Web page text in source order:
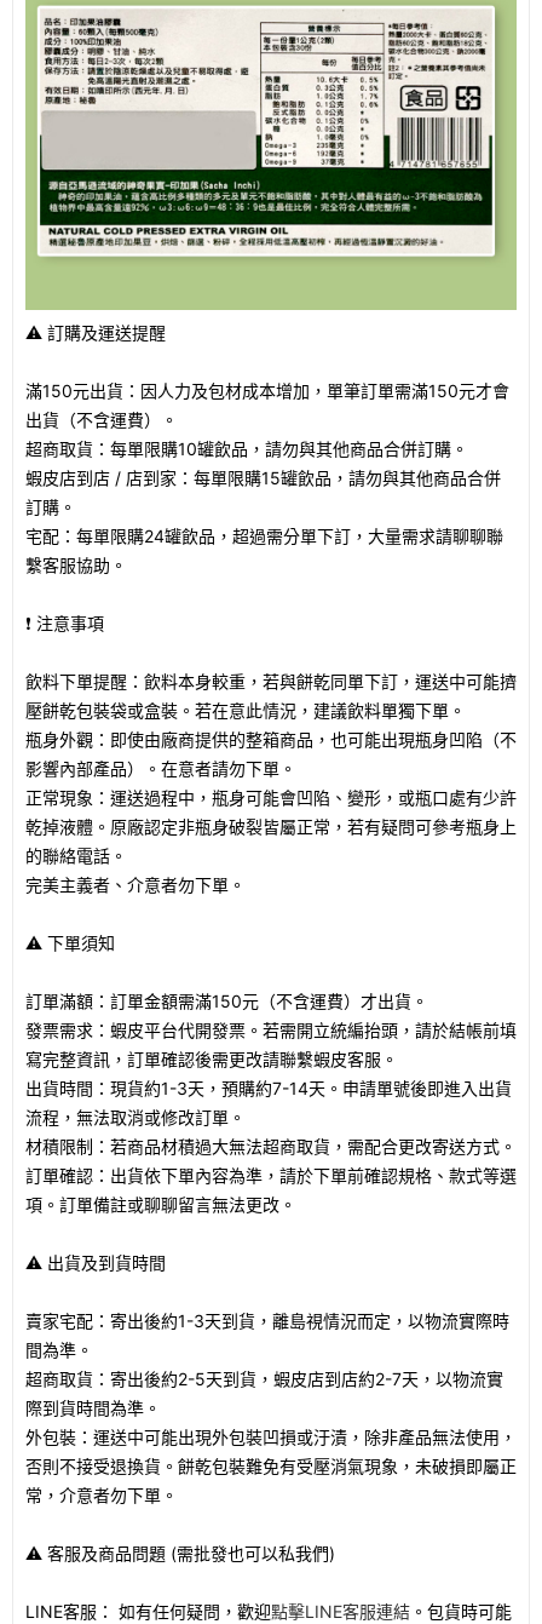
⚠️ 訂購及運送提醒
滿150元出貨：因人力及包材成本增加，單筆訂單需滿150元才會
出貨（不含運費）。
超商取貨：每單限購10罐飲品，請勿與其他商品合併訂購。
蝦皮店到店 / 店到家：每單限購15罐飲品，請勿與其他商品合併
訂購。
宅配：每單限購24罐飲品，超過需分單下訂，大量需求請聊聊聯
繫客服協助。
❗️ 注意事項
飲料下單提醒：飲料本身較重，若與餅乾同單下訂，運送中可能擠
壓餅乾包裝袋或盒裝。若在意此情況，建議飲料單獨下單。
瓶身外觀：即使由廠商提供的整箱商品，也可能出現瓶身凹陷（不
影響內部產品）。在意者請勿下單。
正常現象：運送過程中，瓶身可能會凹陷、變形，或瓶口處有少許
乾掉液體。原廠認定非瓶身破裂皆屬正常，若有疑問可參考瓶身上
的聯絡電話。
完美主義者、介意者勿下單。
⚠️ 下單須知
訂單滿額：訂單金額需滿150元（不含運費）才出貨。
發票需求：蝦皮平台代開發票。若需開立統編抬頭，請於結帳前填
寫完整資訊，訂單確認後需更改請聯繫蝦皮客服。
出貨時間：現貨約1-3天，預購約7-14天。申請單號後即進入出貨
流程，無法取消或修改訂單。
材積限制：若商品材積過大無法超商取貨，需配合更改寄送方式。
訂單確認：出貨依下單內容為準，請於下單前確認規格、款式等選
項。訂單備註或聊聊留言無法更改。
⚠️ 出貨及到貨時間
賣家宅配：寄出後約1-3天到貨，離島視情況而定，以物流實際時
間為準。
超商取貨：寄出後約2-5天到貨，蝦皮店到店約2-7天，以物流實
際到貨時間為準。
外包裝：運送中可能出現外包裝凹損或汙漬，除非產品無法使用，
否則不接受退換貨。餅乾包裝難免有受壓消氣現象，未破損即屬正
常，介意者勿下單。
⚠️ 客服及商品問題 (需批發也可以私我們)
LINE客服： 如有任何疑問，歡迎點擊LINE客服連結 。包貨時可能